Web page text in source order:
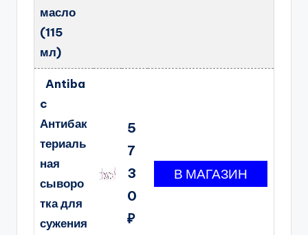
масло
(115
мл)
Antiba
c
Антибак
териаль
ная
сыворо
тка для
сужения
5
7
3
0
₽